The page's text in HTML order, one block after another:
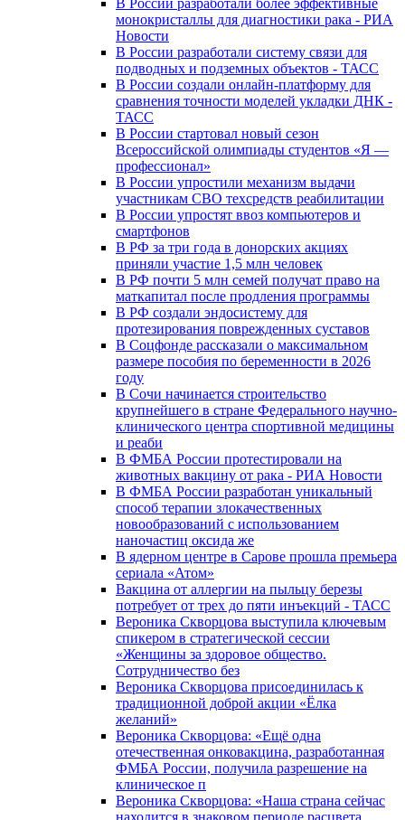
В России разработали более эффективные
монокристаллы для диагностики рака - РИА
Новости
В России разработали систему связи для
подводных и подземных объектов - ТАСС
В России создали онлайн-платформу для
сравнения точности моделей укладки ДНК -
ТАСС
В России стартовал новый сезон
Всероссийской олимпиады студентов «Я —
профессионал»
В России упростили механизм выдачи
участникам СВО техсредств реабилитации
В России упростят ввоз компьютеров и
смартфонов
В РФ за три года в донорских акциях
приняли участие 1,5 млн человек
В РФ почти 5 млн семей получат право на
маткапитал после продления программы
В РФ создали эндосистему для
протезирования поврежденных суставов
В Соцфонде рассказали о максимальном
размере пособия по беременности в 2026
году
В Сочи начинается строительство
крупнейшего в стране Федерального научно-
клинического центра спортивной медицины
и реаби
В ФМБА России протестировали на
животных вакцину от рака - РИА Новости
В ФМБА России разработан уникальный
способ терапии злокачественных
новообразований с использованием
наночастиц оксида же
В ядерном центре в Сарове прошла премьера
сериала «Атом»
Вакцина от аллергии на пыльцу березы
потребует от трех до пяти инъекций - ТАСС
Вероника Скворцова выступила ключевым
спикером в стратегической сессии
«Женщины за здоровое общество.
Сотрудничество без
Вероника Скворцова присоединилась к
традиционной доброй акции «Ёлка
желаний»
Вероника Скворцова: «Ещё одна
отечественная онковакцина, разработанная
ФМБА России, получила разрешение на
клиническое п
Вероника Скворцова: «Наша страна сейчас
находится в знаковом периоде расцвета